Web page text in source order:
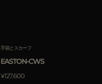
手袋とスカーフ
EASTON-CWS
¥127.600